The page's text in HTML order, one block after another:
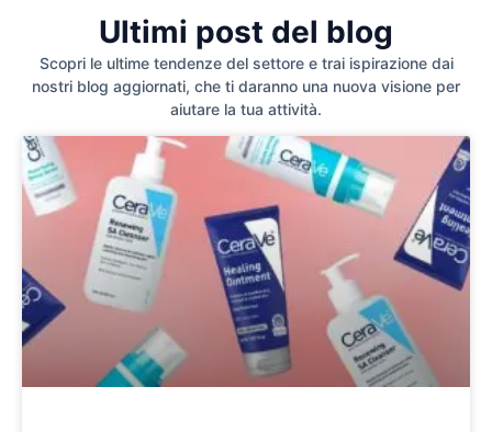
Ultimi post del blog
Scopri le ultime tendenze del settore e trai ispirazione dai
nostri blog aggiornati, che ti daranno una nuova visione per
aiutare la tua attività.